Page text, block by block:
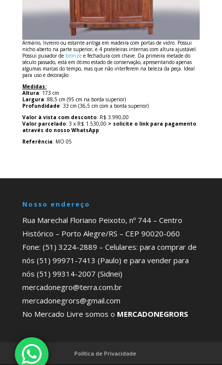
Armário, livreiro ou estante antiga em madeira com portas de vidro. Possui
nicho aberto na parte superior, e 4 prateleiras internas com altura ajustável.
Possui puxador de bronzee fechadura com chave. Da primeira metade do
século passado, está em ótimo estado de conservação, apresentando apenas
algumas marcas do tempo, mas que não interferem na beleza da peça. Ideal
para uso e decoração.
Medidas:
Altura: 173 cm
Largura: 88,5 cm (95 cm na borda superior)
Profundidade: 33 cm (36,5 cm com a borda superior)
Valor à vista com desconto: R$ 3.990,00
Valor parcelado: 3 x R$ 1.530,00 > solicite o link para pagamento
através do nosso WhatsApp
Referência: MO 05
Nosso endereço
Rua Marechal Floriano Peixoto, nº 744 – Centro
Histórico – Porto Alegre/RS – CEP 90020-060
Fone: (51) 3224-2889 – Celulares: para comprar de
nós (51) 99971-7413 (Paulo) e para vender para
nós (51) 99314-2007 (Sidnei)
mercadonegro@terra.com.br
mercadonegrors@gmail.com
No Mercado Livre somos o MERCADONEGRORS
Política de Privacidade